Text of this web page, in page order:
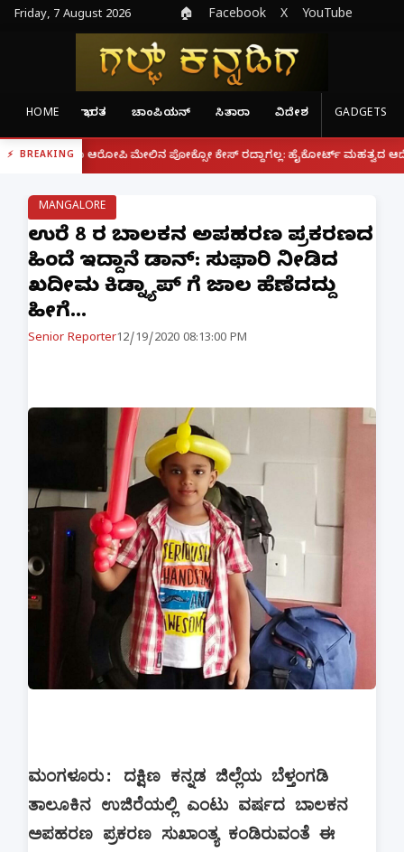
Friday, 7 August 2026 🏠 Facebook X YouTube
HOME ಭಾರತ ಚಾಂಪಿಯನ್ ಸಿತಾರಾ ವಿದೇಶ GADGETS
BREAKING
ಮೇಲಿನ ಪೋಕ್ಸೋ ಕೇಸ್ ರದ್ದಾಗಲ್ಲ: ಹೈಕೋರ್ಟ್ ಮಹತ್ವದ ಆದೇಶ | ಫೋನ್
MANGALORE
ಉಜಿರೆ 8 ರ ಬಾಲಕನ ಅಪಹರಣ ಪ್ರಕರಣದ
ಹಿಂದೆ ಇದ್ದಾನೆ ಡಾನ್: ಸುಫಾರಿ ನೀಡಿದ
ಖದೀಮ ಕಿಡ್ನ್ಯಾಪ್ ಗೆ ಜಾಲ ಹೆಣೆದದ್ದು
ಹೀಗೆ...
Senior Reporter12/19/2020 08:13:00 PM
ಮಂಗಳೂರು: ದಕ್ಷಿಣ ಕನ್ನಡ ಜಿಲ್ಲೆಯ ಬೆಳ್ತಂಗಡಿ
ತಾಲೂಕಿನ ಉಜಿರೆಯಲ್ಲಿ ಎಂಟು ವರ್ಷದ ಬಾಲಕನ
ಅಪಹರಣ ಪ್ರಕರಣ ಸುಖಾಂತ್ಯ ಕಂಡಿರುವಂತೆ ಈ